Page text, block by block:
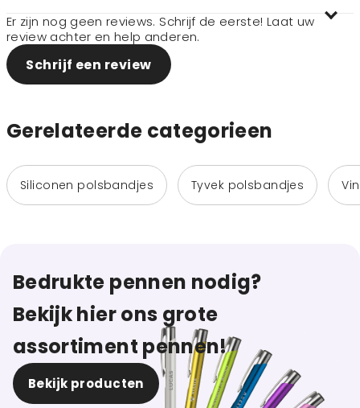
Er zijn nog geen reviews. Schrijf de eerste! Laat uw
review achter en help anderen.
Schrijf een review
Gerelateerde categorieen
Siliconen polsbandjes Tyvek polsbandjes
Bedrukte pennen nodig?
Bekijk hier ons grote
assortiment pennen!
Bekijk producten